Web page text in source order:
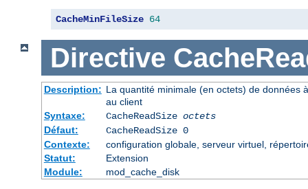
CacheMinFileSize 64
Directive
Description: La quantité minimale (en octets) de données
au client
Syntaxe:
CacheReadSize octets
Défaut:
CacheReadSize 0
Contexte:
configuration globale, serveur virtuel,
Statut:
Extension
Module:
mod_cache_disk